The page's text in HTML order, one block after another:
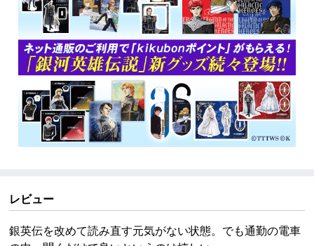
レビュー
銀英伝を改めて読み直す元気がない状態。でも通勤の電車